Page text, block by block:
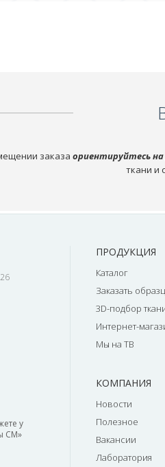
заказа ориентируйтесь
ткани и
у
СМ»
ПРОДУКЦИЯ
Каталог
Заказать
3D-подбор
Интернет-
Мы на ТВ
КОМПАНИЯ
Новости
Полезное
Вакансии
Лаборатория